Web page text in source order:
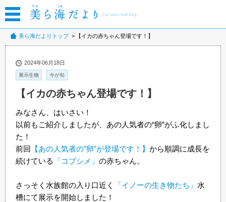
美ら海だよりトップ 【イカの赤ちゃん登場です！】
2024年06月18日
展示生物 今が旬
【イカの赤ちゃん登場です！】
みなさん、はいさい！
以前もご紹介しましたが、あの人気者の“卵”がふ化しまし
た！
前回 【あの人気者の”卵”が登場です！】 から順調に成長を
続けている
「コブシメ」 の赤ちゃん。
さっそく水族館の入り口近く 「イノーの生き物たち」 水
槽にて展示を開始しました！